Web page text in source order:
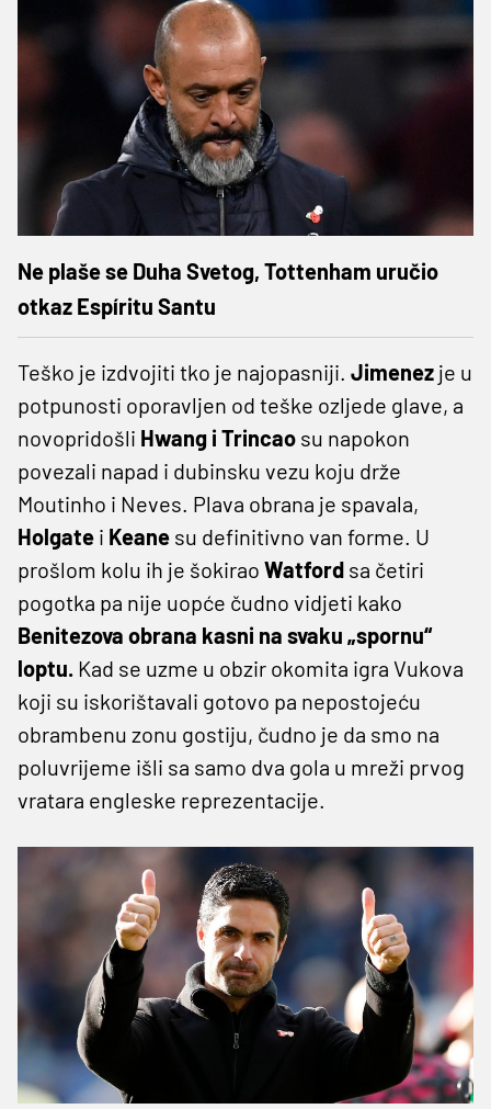
Ne plaše se Duha Svetog, Tottenham uručio
otkaz Espíritu Santu
Teško je izdvojiti tko je najopasniji. Jimenez je u
potpunosti oporavljen od teške ozljede glave, a
novopridošli Hwang i Trincao su napokon
povezali napad i dubinsku vezu koju drže
Moutinho i Neves. Plava obrana je spavala,
Holgate i Keane su definitivno van forme. U
prošlom kolu ih je šokirao Watford sa četiri
pogotka pa nije uopće čudno vidjeti kako
Benitezova obrana kasni na svaku „spornu“
loptu. Kad se uzme u obzir okomita igra Vukova
koji su iskorištavali gotovo pa nepostojeću
obrambenu zonu gostiju, čudno je da smo na
poluvrijeme išli sa samo dva gola u mreži prvog
vratara engleske reprezentacije.